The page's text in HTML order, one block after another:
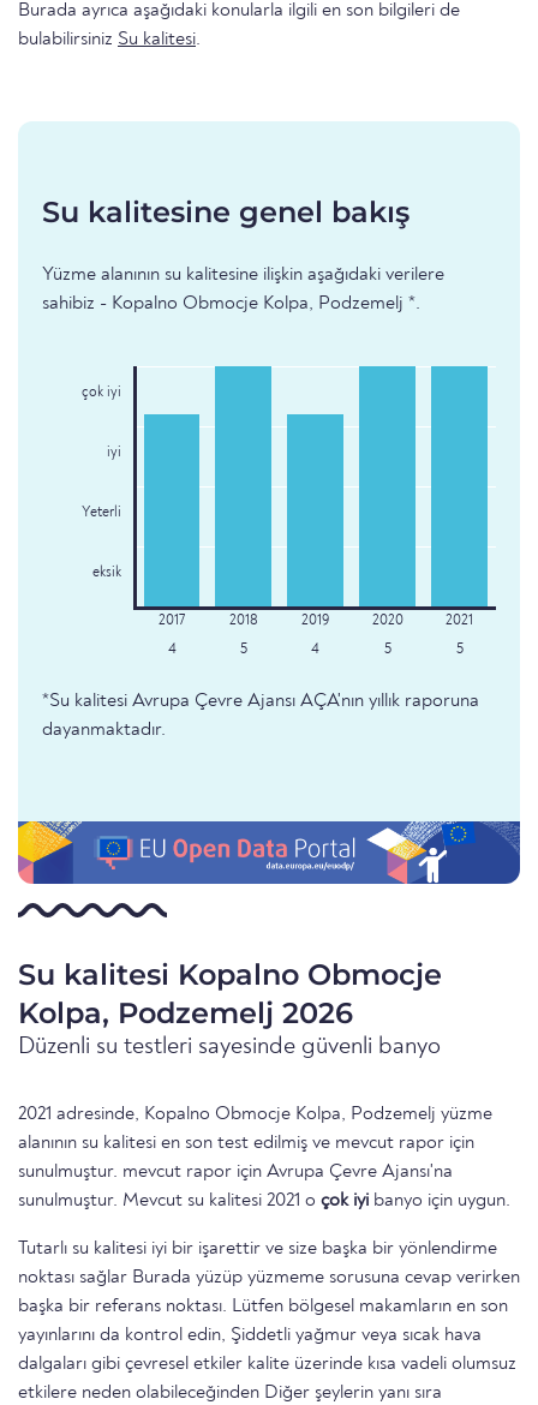
Burada ayrıca aşağıdaki konularla ilgili en son bilgileri de
bulabilirsiniz Su kalitesi.
Su kalitesine genel bakış
Yüzme alanının su kalitesine ilişkin aşağıdaki verilere
sahibiz - Kopalno Obmocje Kolpa, Podzemelj *.
çok iyi
iyi
Yeterli
eksik
4 5 4 5 5
*Su kalitesi Avrupa Çevre Ajansı AÇA'nın yıllık raporuna
dayanmaktadır.
Su kalitesi Kopalno Obmocje
Kolpa, Podzemelj 2026
Düzenli su testleri sayesinde güvenli banyo
2021 adresinde, Kopalno Obmocje Kolpa, Podzemelj yüzme
alanının su kalitesi en son test edilmiş ve mevcut rapor için
sunulmuştur. mevcut rapor için Avrupa Çevre Ajansı'na
sunulmuştur. Mevcut su kalitesi 2021 o çok iyi banyo için uygun.
Tutarlı su kalitesi iyi bir işarettir ve size başka bir yönlendirme
noktası sağlar Burada yüzüp yüzmeme sorusuna cevap verirken
başka bir referans noktası. Lütfen bölgesel makamların en son
yayınlarını da kontrol edin, Şiddetli yağmur veya sıcak hava
dalgaları gibi çevresel etkiler kalite üzerinde kısa vadeli olumsuz
etkilere neden olabileceğinden Diğer şeylerin yanı sıra